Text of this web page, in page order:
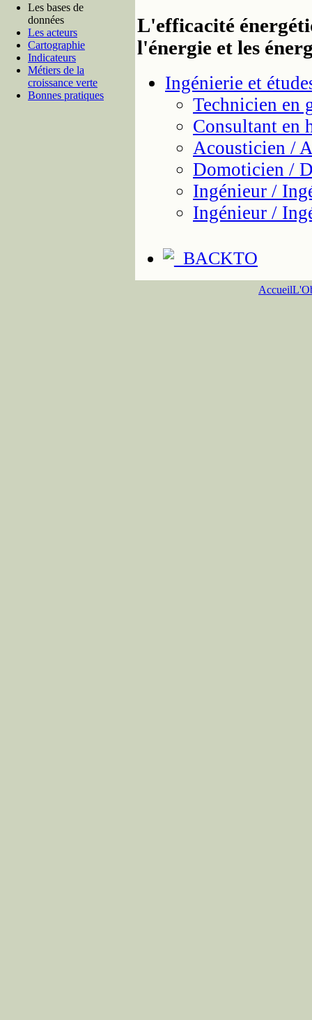
Les bases de
données
Les acteurs
Cartographie
Indicateurs
Métiers de la
croissance verte
Bonnes pratiques
L'efficacité
l'énergie et les
Ingénierie et
Technicien en
Consultant en
Acousticien /
Domoticien /
Ingénieur /
Ingénieur /
Accueil